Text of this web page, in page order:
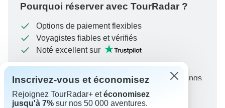
Pourquoi réserver avec TourRadar ?
Options de paiement flexibles
Voyagistes fiables et vérifiés
Noté excellent sur
Garantie du meilleur prix
Unlock exclusive TourRadar+ member savings
Pour protéger votre paiement et garantir que votre
Plus d'avantages
Inscrivez-vous et économisez
Rejoignez TourRadar+ etéconomisez
jusqu'à 7% sur nos 50 000 aventures.